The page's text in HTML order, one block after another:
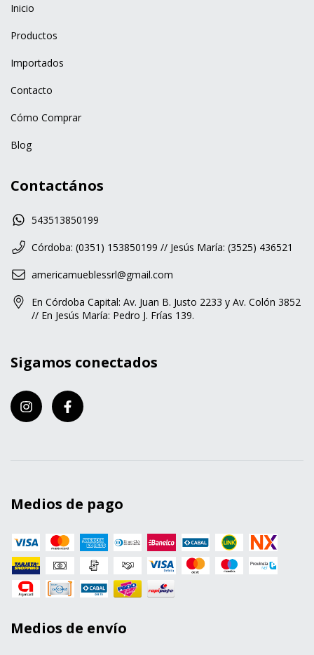
Inicio
Productos
Importados
Contacto
Cómo Comprar
Blog
Contactános
543513850199
Córdoba: (0351) 153850199 // Jesús María: (3525) 436521
americamueblessrl@gmail.com
En Córdoba Capital: Av. Juan B. Justo 2233 y Av. Colón 3852
// En Jesús María: Pedro J. Frías 139.
Sigamos conectados
Medios de pago
Medios de envío